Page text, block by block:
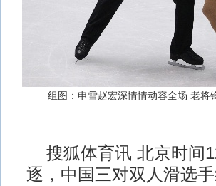
组图：申雪赵宏深情情动容全场 老将
搜狐体育讯 北京时间
逐，中国三对双人滑选